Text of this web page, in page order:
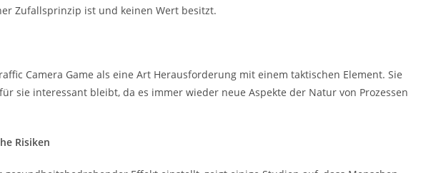
Zufallsprinzip ist und keinen Wert besitzt.
Camera Game als eine Art Herausforderung mit einem taktischen Element. Sie
sie interessant bleibt, da es immer wieder neue Aspekte der Natur von Prozessen
Risiken